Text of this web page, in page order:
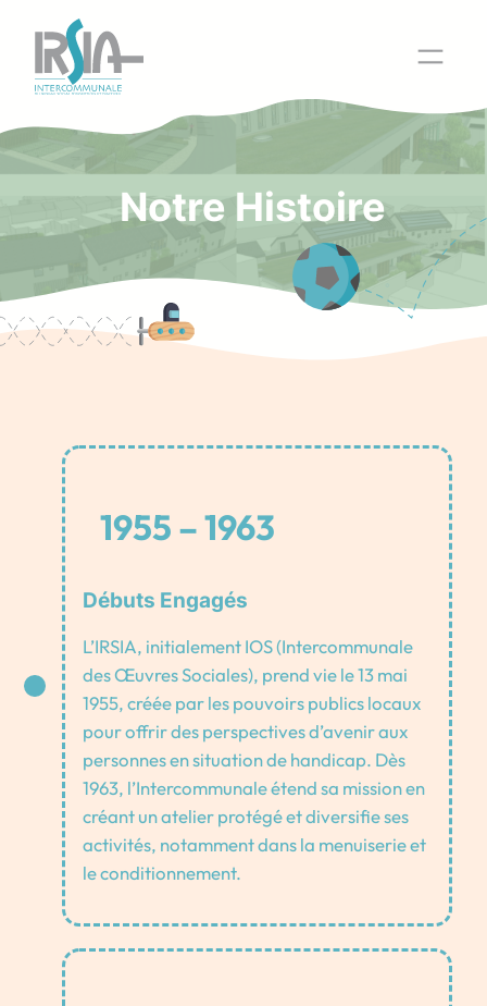
contenu
Notre Histoire
1955 – 1963
Débuts Engagés
L’IRSIA, initialement IOS (Intercommunale
des Œuvres Sociales), prend vie le 13 mai
1955, créée par les pouvoirs publics locaux
pour offrir des perspectives d’avenir aux
personnes en situation de handicap. Dès
1963, l’Intercommunale étend sa mission en
créant un atelier protégé et diversifie ses
activités, notamment dans la menuiserie et
le conditionnement.